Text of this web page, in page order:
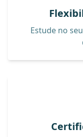
Estude no